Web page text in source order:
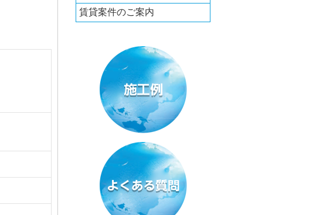
賃貸案件のご案内